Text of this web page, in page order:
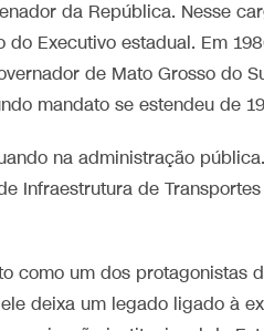
da República. Nesse
do Executivo estadual. Em
de Mato Grosso do
mandato se estendeu de
na administração
Infraestrutura de
como um dos protagonistas
deixa um legado ligado à